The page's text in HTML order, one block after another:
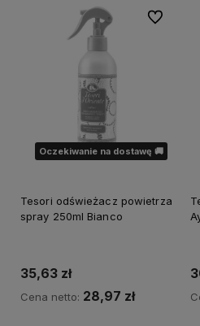
Oczekiwanie na dostawę 🚚
Tesori odświeżacz powietrza
spray 250ml Bianco
35,63 zł
Cena netto: 28,97 zł
Do